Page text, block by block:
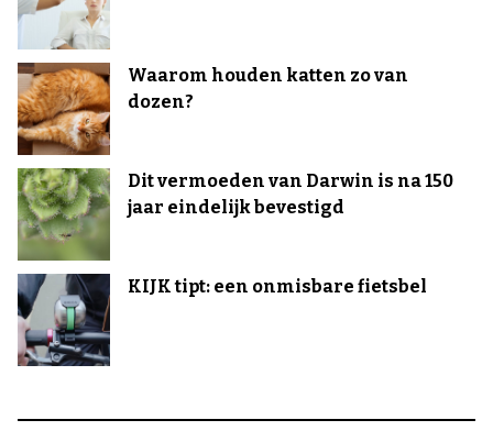
Waarom houden katten zo van
dozen?
Dit vermoeden van Darwin is na 150
jaar eindelijk bevestigd
KIJK tipt: een onmisbare fietsbel